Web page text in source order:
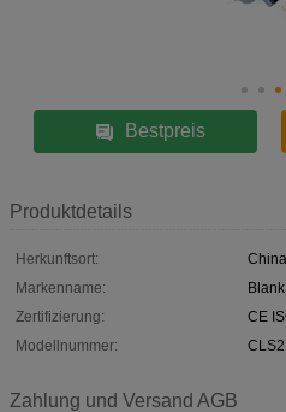
Bestpreis
Produktdetails
Herkunftsort:
China
Markenname:
Blank
Zertifizierung:
CE
Modellnummer:
CLS2
Zahlung und Versand AGB